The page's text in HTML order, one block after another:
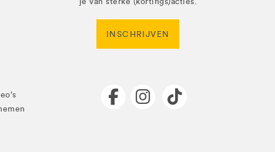
INSCHRIJVEN